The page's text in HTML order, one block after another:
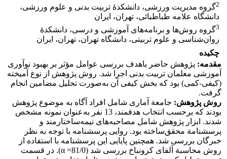
2گروه مدیریت ورزشی، دانشکدۀ تربیت بدنی و علوم ورزشی،
دانشگاه علامه طباطبائی، تهران، ایران
3گروه روش‌ها و برنامه‌های آموزشی و درسی، دانشکدۀ
روان‌شناسی و علوم تربیتی، دانشگاه تهران، تهران، ایران
چکیده
مقدمه: پژوهش حاضر باهدف بررسی عوامل مؤثر بر بهبود نوآوری
آموزشی معلمان تربیت بدنی اجرا شد. روش پژوهش از نوع آمیخته
(کیفی-کمی) بود که بخش کیفی آن به‌صورت تحلیل مضامین انجام
گرفت.
روش پژوهش: جامعة آماری شامل افراد آگاه به موضوع پژوهش
بودند که برحسب انتخاب هدفمند، 13 نفر به‌عنوان نمونه مشخص
شدند. ابزار پژوهش شامل مصاحبه‌های نیمه‌ساختارمند و
پرسشنامة محقق‌ساخته بود. روایی پرسشنامه با توجه به نظر
خبرگان بررسی شد. همچنین پایایی این پرسشنامه با استفاده از
روش محاسبة آلفای‌ کرونباخ بررسی شد (81/0= α). در قسمت